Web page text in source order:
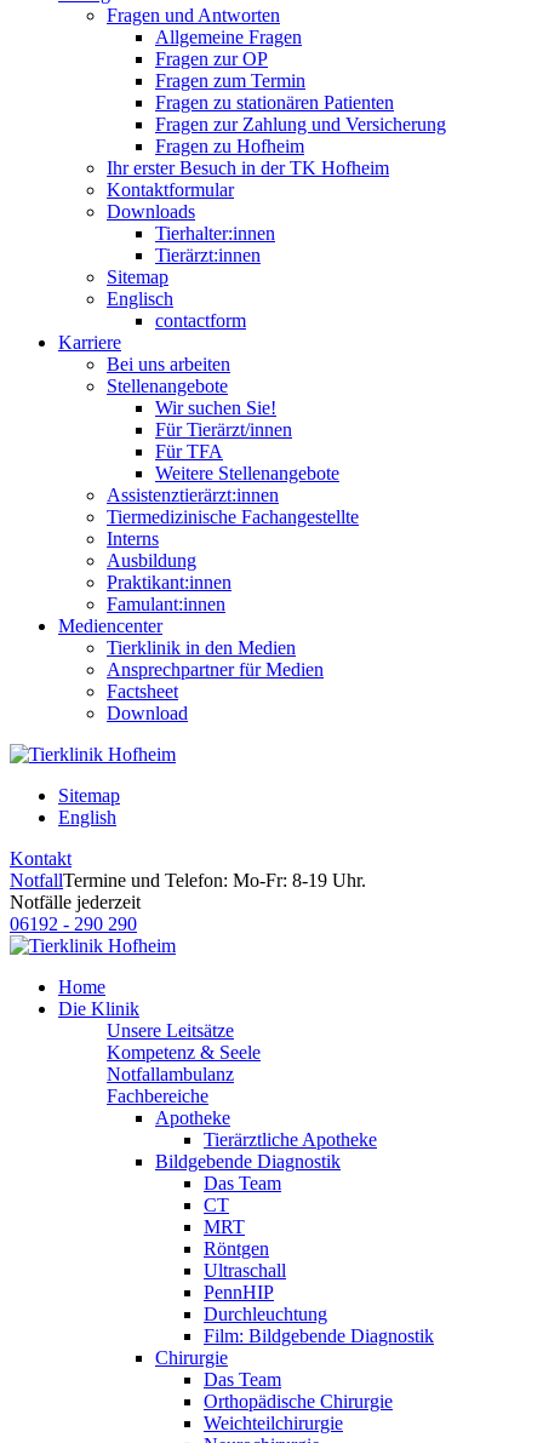
Fragen und Antworten
Allgemeine Fragen
Fragen zur OP
Fragen zum Termin
Fragen zu stationären Patienten
Fragen zur Zahlung und Versicherung
Fragen zu Hofheim
Ihr erster Besuch in der TK Hofheim
Kontaktformular
Downloads
Tierhalter:innen
Tierärzt:innen
Sitemap
Englisch
contactform
Karriere
Bei uns arbeiten
Stellenangebote
Wir suchen Sie!
Für Tierärzt/innen
Für TFA
Weitere Stellenangebote
Assistenztierärzt:innen
Tiermedizinische Fachangestellte
Interns
Ausbildung
Praktikant:innen
Famulant:innen
Mediencenter
Tierklinik in den Medien
Ansprechpartner für Medien
Factsheet
Download
Sitemap
English
Kontakt
NotfallTermine und Telefon: Mo-Fr: 8-19 Uhr.
Notfälle jederzeit
06192 - 290 290
Home
Die Klinik
Unsere Leitsätze
Kompetenz & Seele
Notfallambulanz
Fachbereiche
Apotheke
Tierärztliche Apotheke
Bildgebende Diagnostik
Das Team
CT
MRT
Röntgen
Ultraschall
PennHIP
Durchleuchtung
Film: Bildgebende Diagnostik
Chirurgie
Das Team
Orthopädische Chirurgie
Weichteilchirurgie